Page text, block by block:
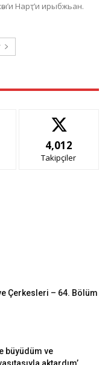
Нарҭ’и ирыбжьан.
4,012
Takipçiler
Çerkesleri – 64. Bölüm
büyüdüm ve